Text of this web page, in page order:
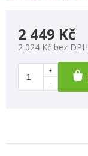
2 449 Kč
2 024 Kč bez DPH